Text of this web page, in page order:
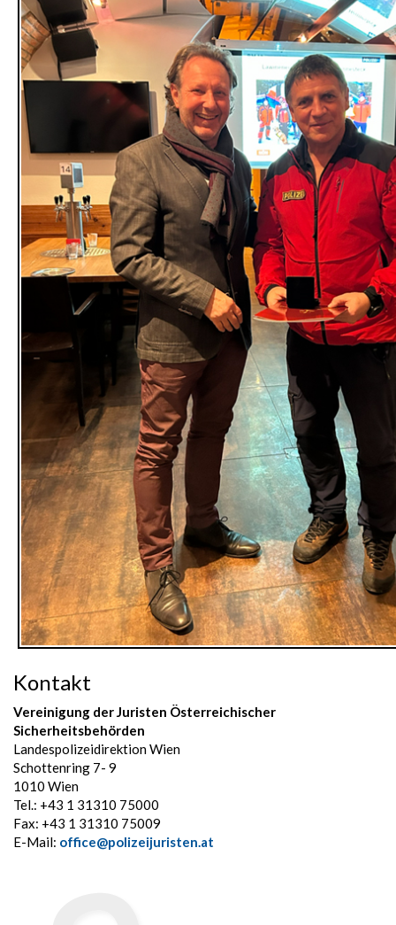
Kontakt
Vereinigung der Juristen Österreichischer
Sicherheitsbehörden
Landespolizeidirektion Wien
Schottenring 7- 9
1010 Wien
Tel.: +43 1 31310 75000
Fax: +43 1 31310 75009
E-Mail: office@polizeijuristen.at